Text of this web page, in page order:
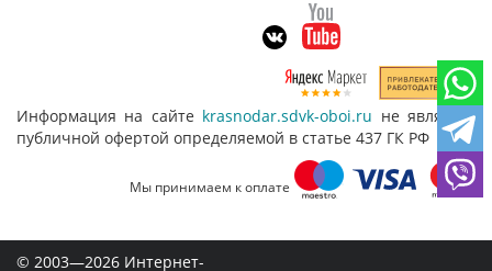
Информация на сайте krasnodar.sdvk-oboi.ru не является
публичной офертой определяемой в статье 437 ГК РФ
Мы принимаем к оплате
© 2003—2026 Интернет-